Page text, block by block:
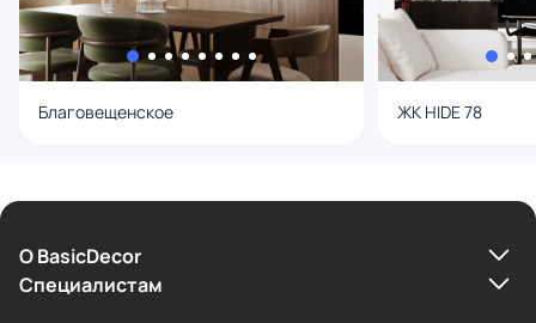
Благовещенское ЖК HIDE 78
О BasicDecor
Cпециалистам